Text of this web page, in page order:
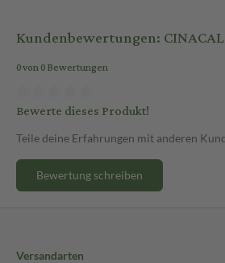
Kundenbewertungen:
0 von 0 Bewertungen
Bewerte dieses Produkt!
Teile deine Erfahrungen mit anderen
Bewertung schreiben
Versandarten